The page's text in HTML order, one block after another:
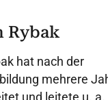
Rybak
hat nach der
mehrere
und leitete u. a.